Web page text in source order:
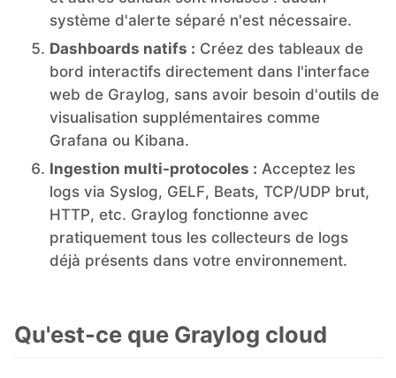
système d'alerte séparé n'est nécessaire.
Dashboards natifs : Créez des tableaux de
bord interactifs directement dans l'interface
web de Graylog, sans avoir besoin d'outils de
visualisation supplémentaires comme
Grafana ou Kibana.
Ingestion multi-protocoles : Acceptez les
logs via Syslog, GELF, Beats, TCP/UDP brut,
HTTP, etc. Graylog fonctionne avec
pratiquement tous les collecteurs de logs
déjà présents dans votre environnement.
Qu'est-ce que Graylog cloud